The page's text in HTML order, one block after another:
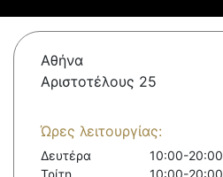
Αθήνα
Αριστοτέλους 25
Ώρες λειτουργίας:
Δευτέρα
10:00-20:00
Τρίτη
10:00-20:00